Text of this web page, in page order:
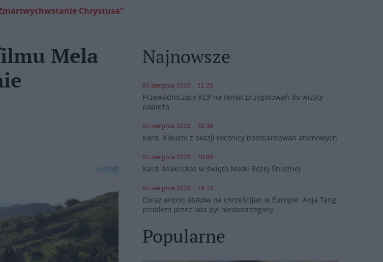
Chrystusa”
Mela
Najnowsze
05 sierpnia 2026 | 21:23
Przewodniczący KEP na temat przygotowań do wizyty
papieża
05 sierpnia 2026 | 20:38
Kard. Kikuchi z okazji rocznicy bombardowań atomowych
05 sierpnia 2026 | 20:00
Kard. Makrickas w święto Matki Bożej Śnieżnej
05 sierpnia 2026 | 19:23
Coraz więcej ataków na chrześcijan w Europie. Anja Tang:
problem przez lata był niedostrzegany
Popularne